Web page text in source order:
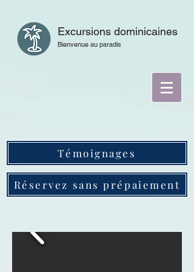
Excursions dominicaines
Bienvenue au paradis
Témoignages
Réservez sans prépaiement